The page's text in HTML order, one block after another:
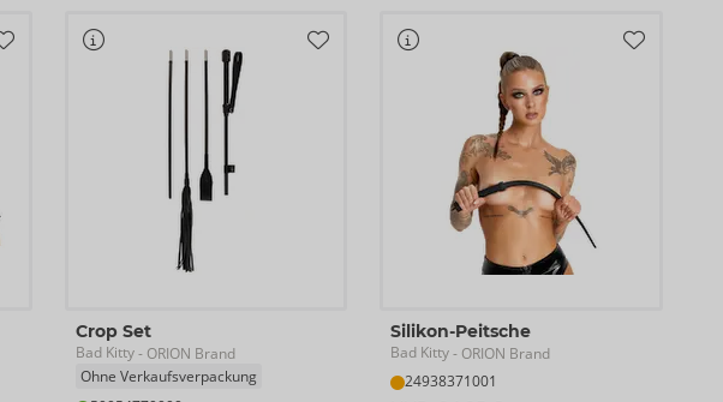
Crop Set
Bad Kitty- ORION Brand
Ohne Verkaufsverpackung
Silikon-Peitsche
Bad Kitty- ORION Brand
24938371001